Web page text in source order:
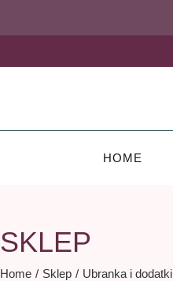
HOME
SKLEP
Home Sklep Ubranka i dodatki